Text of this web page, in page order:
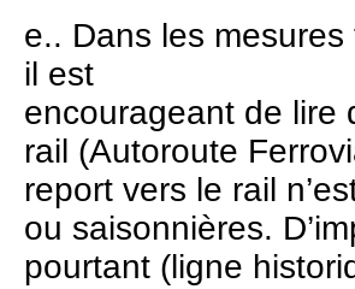
e.. Dans les
il est
encourageant de lire
rail (Autoroute
report vers le rail
ou saisonnières.
pourtant (ligne